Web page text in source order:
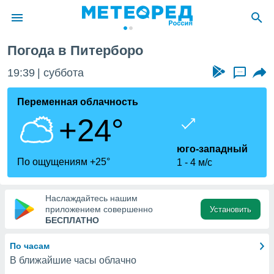
о
Вы можете
к этому
доступ
Погода в Питерборо
19:39 суббота ...
Переменная облачность
+24°
По ощущениям +25°
юго-западный
1
4 м/с
Наслаждайтесь нашим
приложением совершенно
БЕСПЛАТНО
Установить
По часам
В ближайшие часы облачно